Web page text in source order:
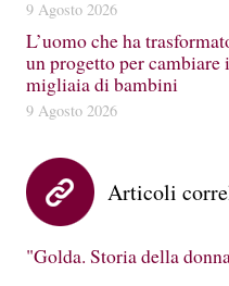
9 Agosto 2026
L’uomo che ha
un progetto per
migliaia di bambini
9 Agosto 2026
Articoli
"Golda. Storia della